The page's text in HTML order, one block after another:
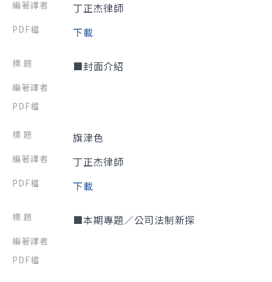
丁正杰律師
下載
■封面介紹
旗津色
丁正杰律師
下載
■本期專題／公司法制新探